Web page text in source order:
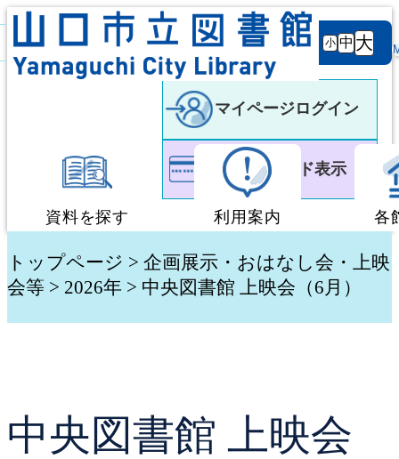
背景
白 黒
文字サ
イズ
小 中 大
マイページログイン
利用者カード表示
資料を探す
蔵書検索・予約
貸出ランキング
利用案内
図書館利用案内
学校図書館支援サー
各
トップページ > 企画展示・おはなし会・上映
会等 > 2026年 > 中央図書館 上映会（6月）
中央図書館 上映会